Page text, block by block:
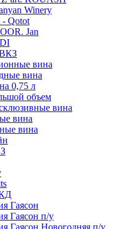
Winery
- Qotot
Jan
вина
вина
0,75 л
объем
вина
вина
вина
Гаясон
Гаясон п/у
Гаясон Новогодняя п/у